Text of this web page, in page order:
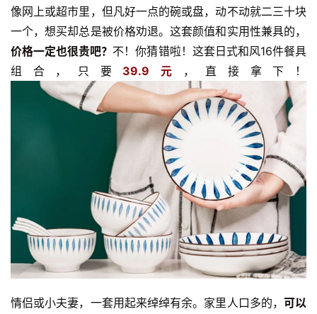
像网上或超市里，但凡好一点的碗或盘，动不动就二三十块
一个，想买却总是被价格劝退。这套颜值和实用性兼具的，
价格一定也很贵吧？ 不！你猜错啦！这套日式和风16件餐具
组合，只要 39.9元 ，直接拿下！
情侣或小夫妻，一套用起来绰绰有余。家里人口多的， 可以